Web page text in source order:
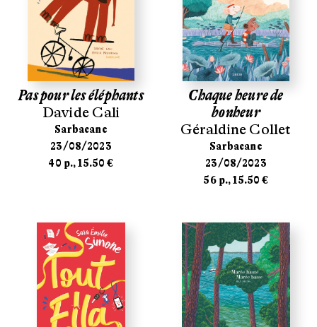
Pas pour les éléphants
Davide Cali
Sarbacane
23/08/2023
40 p., 15.50 €
Chaque heure de
bonheur
Géraldine Collet
Sarbacane
23/08/2023
56 p., 15.50 €